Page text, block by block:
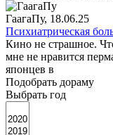
ГаагаПу, 18.06.25
Психиатрическая
Кино не страшное.
мне не нравится
японцев в
Подобрать дораму
Выбрать год